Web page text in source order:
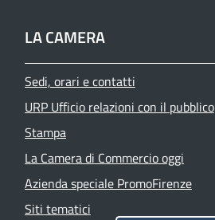
LA CAMERA
Sedi, orari e contatti
URP Ufficio relazioni con il pubblico
Stampa
La Camera di Commercio oggi
Azienda speciale PromoFirenze
Siti tematici